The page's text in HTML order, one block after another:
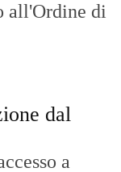
all'Ordine di
dal
a